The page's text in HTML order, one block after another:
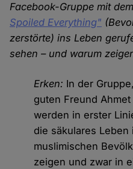
Facebook-Gruppe mit
Spoiled Everything"
zerstörte) ins Leben
sehen – und warum
Erken: In der
guten Freund
werden in erster
die säkulares Leben
muslimischen
zeigen und zwar in